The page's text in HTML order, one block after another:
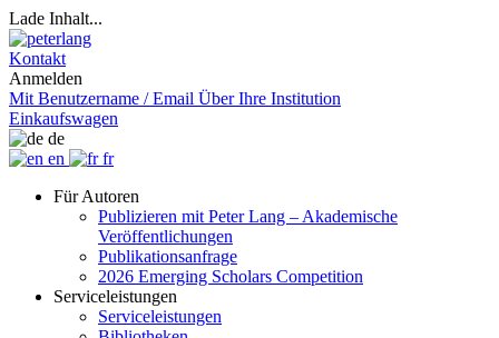
Lade Inhalt...
Kontakt
Anmelden
Mit Benutzername / Email Über Ihre Institution
Einkaufswagen
de
en
fr
Für Autoren
Publizieren mit Peter Lang – Akademische
Veröffentlichungen
Publikationsanfrage
2026 Emerging Scholars Competition
Serviceleistungen
Serviceleistungen